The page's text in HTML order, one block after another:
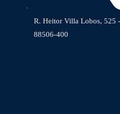
R. Heitor Villa Lobos, 525
88506-400